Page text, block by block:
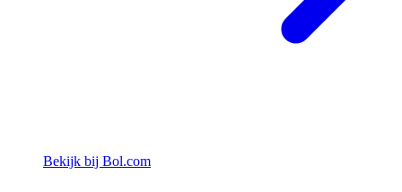
Bekijk bij Bol.com